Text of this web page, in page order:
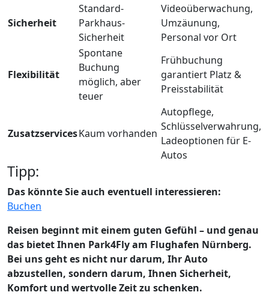
Sicherheit
Standard-
Parkhaus-
Sicherheit
Videoüberwachung,
Umzäunung,
Personal vor Ort
Flexibilität
Spontane
Buchung
möglich, aber
teuer
Frühbuchung
garantiert Platz &
Preisstabilität
ZusatzservicesKaum vorhanden
Autopflege,
Schlüsselverwahrung,
Ladeoptionen für E-
Autos
Tipp:
Das könnte Sie auch eventuell interessieren:
Buchen
Reisen beginnt mit einem guten Gefühl – und genau
das bietet Ihnen Park4Fly am Flughafen Nürnberg.
Bei uns geht es nicht nur darum, Ihr Auto
abzustellen, sondern darum, Ihnen Sicherheit,
Komfort und wertvolle Zeit zu schenken.